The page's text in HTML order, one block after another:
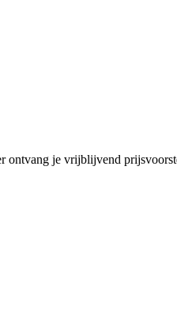
je vrijblijvend